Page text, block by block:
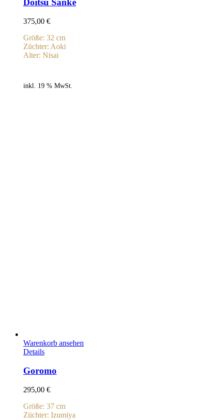
Doitsu Sanke
375,00 €
Größe: 32 cm
Züchter: Aoki
Alter: Nisai
inkl. 19 % MwSt.
Warenkorb ansehen
Details
Goromo
295,00 €
Größe: 37 cm
Züchter: Izumiya